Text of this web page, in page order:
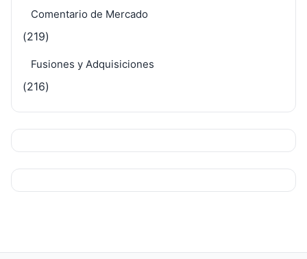
Comentario de Mercado
(219)
Fusiones y Adquisiciones
(216)